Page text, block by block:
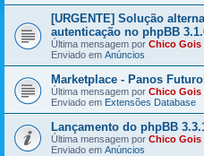
[URGENTE] Solução
autenticação no phpBB
Última mensagem por Chico Gois
Enviado em Anúncios
Marketplace - Panos
Última mensagem por Chico Gois
Enviado em Extensões Database
Lançamento do phpBB
Última mensagem por Chico Gois
Enviado em Anúncios